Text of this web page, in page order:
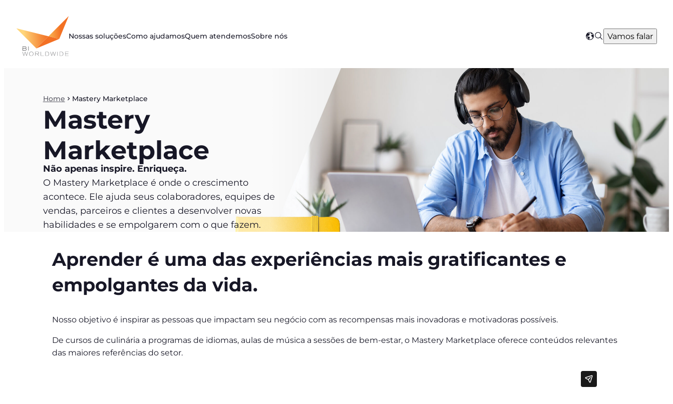
conteúdo
Nossas soluçõesComo ajudamosQuem atendemosSobre nós
Select
region
SearchVamos falar
Home Mastery Marketplace
Mastery
Marketplace
Não apenas inspire. Enriqueça.
O Mastery Marketplace é onde o crescimento
acontece. Ele ajuda seus colaboradores, equipes de
vendas, parceiros e clientes a desenvolver novas
habilidades e se empolgarem com o que fazem.
Aprender é uma das experiências mais gratificantes e
empolgantes da vida.
Nosso objetivo é inspirar as pessoas que impactam seu negócio com as recompensas mais inovadoras e motivadoras possíveis.
De cursos de culinária a programas de idiomas, aulas de música a sessões de bem-estar, o Mastery Marketplace oferece conteúdos relevantes
das maiores referências do setor.